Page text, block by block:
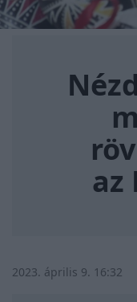
az
2023. április 9. 16:32